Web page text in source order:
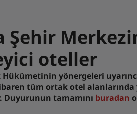
Şehir
oteller
Hükümetinin yönergeleri
tüm ortak otel alanlarında
Duyurunun tamamını buradan